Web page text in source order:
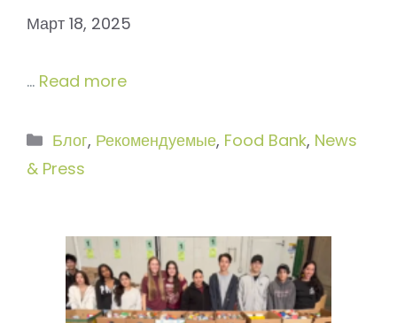
Март 18, 2025
… Read more
Рубрики
Блог, Рекомендуемые, Food Bank, News
& Press